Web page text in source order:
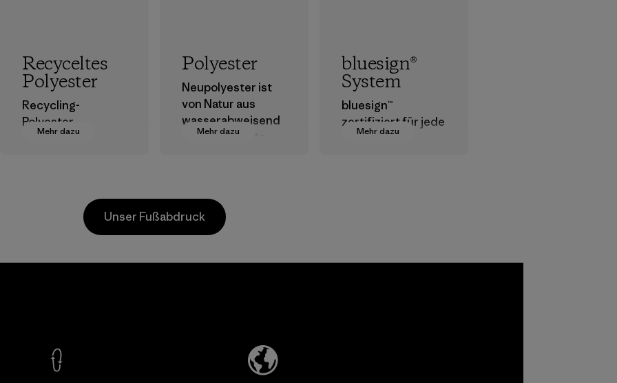
Mehr dazu
Recyceltes
Polyester
Recycling-
Polyester
verringert unsere
Mehr dazu
Polyester
Neupolyester ist
von Natur aus
wasserabweisend
und bringt gute
Mehr dazu
bluesign®
System
bluesign™
zertifiziert für jede
Stufe der
Mehr dazu
Unser Fußabdruck